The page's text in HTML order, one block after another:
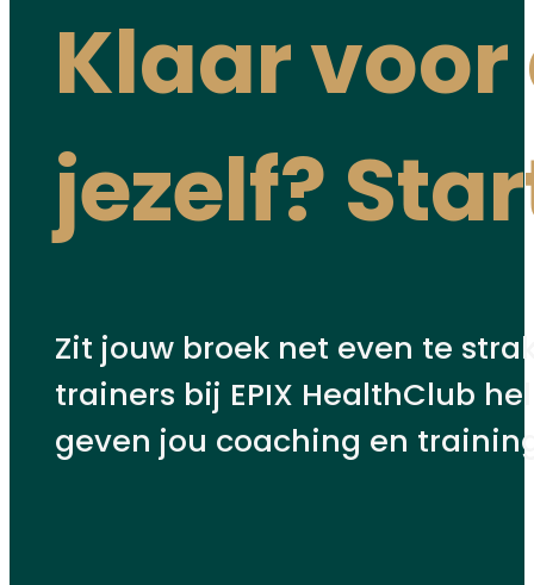
Klaar voor
jezelf?
Zit jouw broek net even te
trainers bij EPIX HealthClub
geven jou coaching en